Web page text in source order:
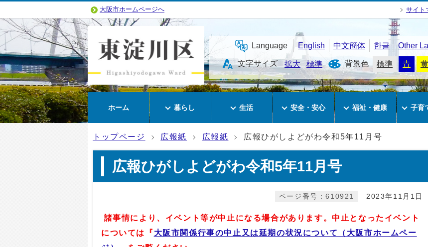
大阪市ホームページへ サイト
Language English 中文簡体 한글 Other
文字サイズ 拡大 標準 背景色 標準 青 黄
ホーム 暮らし 生活 安全・安心 福祉・健康 子育
トップページ 広報紙 広報紙 広報ひがしよどがわ令和5年11月号
広報ひがしよどがわ令和5年11月号
2023年11月1日
ページ番号：610921
諸事情により 、イベント等が中止になる場合があります。中止となったイベント
については『 大阪市関係行事の中止又は延期の状況について（大阪市ホームペー